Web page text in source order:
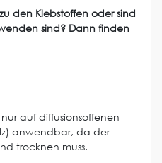
den Klebstoffen oder sind
sind? Dann finden
auf diffusionsoffenen
anwendbar, da der
trocknen muss.